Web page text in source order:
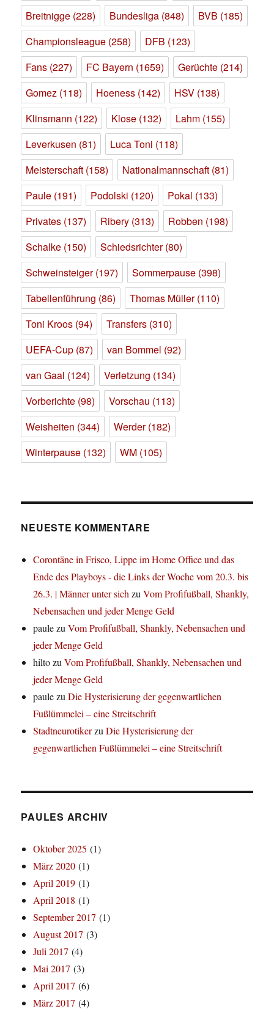
Breitnigge (228) Bundesliga (848) BVB (185)
Championsleague (258) DFB (123)
Fans (227) FC Bayern (1659) Gerüchte (214)
Gomez (118) Hoeness (142) HSV (138)
Klinsmann (122) Klose (132) Lahm (155)
Leverkusen (81) Luca Toni (118)
Meisterschaft (158) Nationalmannschaft (81)
Paule (191) Podolski (120) Pokal (133)
Privates (137) Ribery (313) Robben (198)
Schalke (150) Schiedsrichter(80)
Schweinsteiger(197) Sommerpause (398)
Tabellenführung (86) Thomas Müller(110)
Toni Kroos (94) Transfers (310)
UEFA-Cup (87) van Bommel (92)
van Gaal (124) Verletzung (134)
Vorberichte (98) Vorschau (113)
Weisheiten (344) Werder(182)
Winterpause (132) WM (105)
NEUESTE KOMMENTARE
Corontäne in Frisco, Lippe im Home Office und das
Ende des Playboys - die Links der Woche vom 20.3. bis
26.3. | Männer unter sichzuVom Profifußball, Shankly,
Nebensachen und jeder Menge Geld
paulezuVom Profifußball, Shankly, Nebensachen und
jeder Menge Geld
hiltozuVom Profifußball, Shankly, Nebensachen und
jeder Menge Geld
paulezuDie Hysterisierung der gegenwartlichen
Fußlümmelei – eine Streitschrift
StadtneurotikerzuDie Hysterisierung der
gegenwartlichen Fußlümmelei – eine Streitschrift
PAULES ARCHIV
Oktober 2025 (1)
März 2020 (1)
April 2019 (1)
April 2018 (1)
September 2017 (1)
August 2017 (3)
Juli 2017 (4)
Mai 2017 (3)
April 2017 (6)
März 2017 (4)